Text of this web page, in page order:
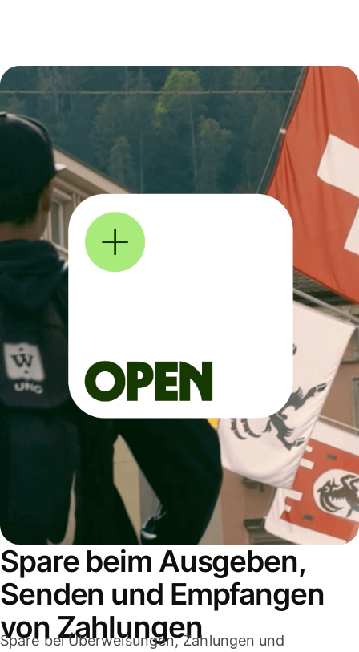
Spare beim Ausgeben,
Senden und Empfangen
von Zahlungen
Spare bei Überweisungen, Zahlungen und